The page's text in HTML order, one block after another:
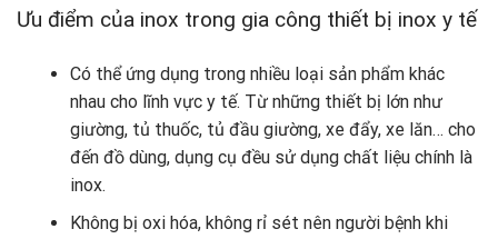
Ưu điểm của inox trong gia công thiết bị inox y tế
Có thể ứng dụng trong nhiều loại sản phẩm khác
nhau cho lĩnh vực y tế. Từ những thiết bị lớn như
giường, tủ thuốc, tủ đầu giường, xe đẩy, xe lăn… cho
đến đồ dùng, dụng cụ đều sử dụng chất liệu chính là
inox.
Không bị oxi hóa, không rỉ sét nên người bệnh khi